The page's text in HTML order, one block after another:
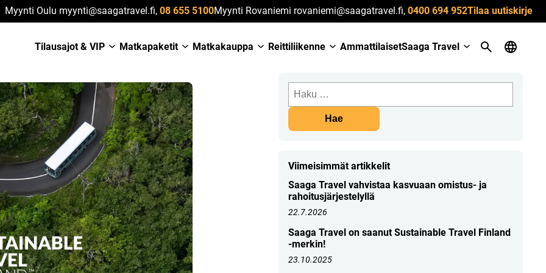
Myynti Oulu myynti@saagatravel.fi, 08 655 5100Myynti Rovaniemi rovaniemi@saagatravel.fi, 0400 694 952Tilaa uutiskirje
Tilausajot & VIP Matkapaketit Matkakauppa Reittiliikenne AmmattilaisetSaaga Travel
Haku:
Viimeisimmät artikkelit
Saaga Travel vahvistaa kasvuaan omistus- ja
rahoitusjärjestelyllä
22.7.2026
Saaga Travel on saanut Sustainable Travel Finland
-merkin!
23.10.2025